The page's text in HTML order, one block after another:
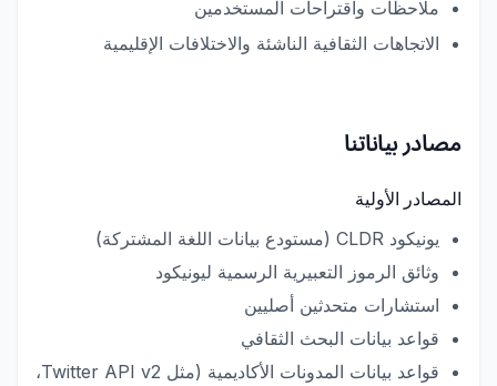
ملاحظات واقتراحات المستخدمين
الاتجاهات الثقافية الناشئة والاختلافات الإقليمية
مصادر بياناتنا
المصادر الأولية
يونيكود CLDR (مستودع بيانات اللغة المشتركة)
وثائق الرموز التعبيرية الرسمية ليونيكود
استشارات متحدثين أصليين
قواعد بيانات البحث الثقافي
قواعد بيانات المدونات الأكاديمية (مثل Twitter API v2،